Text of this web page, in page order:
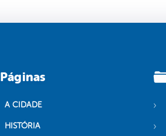
Páginas
A CIDADE
HISTÓRIA